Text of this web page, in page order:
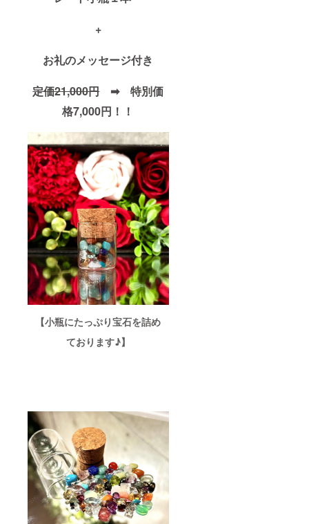
+
お礼のメッセージ付き
定価21,000円➡ 特別価
格7,000円！！
【小瓶にたっぷり宝石を詰め
ております♪】